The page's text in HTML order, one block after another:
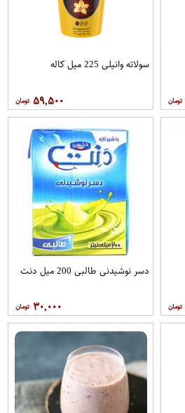
سولاته وانیلی 225 میل کاله
۵۹,۵۰۰
دسر نوشیدنی طالبی 200 میل دنت
۳۰,۰۰۰